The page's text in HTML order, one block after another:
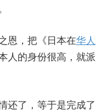
恩，把《日本在华人
人的身份很高，就派
还了，等于是完成了